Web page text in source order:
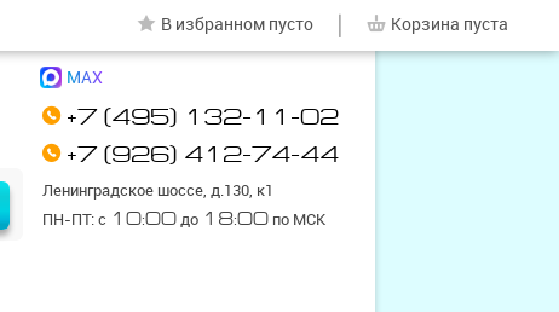
+7 (495) 132-11-02
+7 (926) 412-74-44
Ленинградское шоссе, д.130, к1
ПН-ПТ: с 10:00 до 18:00 по МСК
MAX
В избранном пусто Корзина пуста